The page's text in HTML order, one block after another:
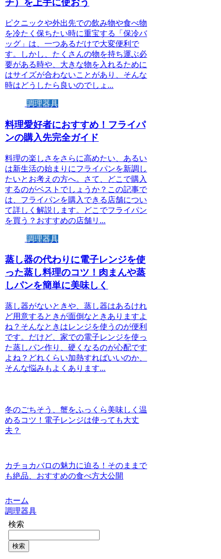
チ）を上手に使おう
ピクニックや外出先での飲み物や食べ物
を冷たく保ちたい時に重宝する「保冷バ
ッグ」は、一つあるだけで大変便利で
す。しかし、たくさんの物を持ち運ぶ必
要がある時や、大きな物を入れるために
はサイズが合わないことがあり、そんな
時はどうしたら良いのでしょ...
調理器具
料理愛好者におすすめ！フライパ
ンの購入先完全ガイド
料理の楽しさをさらに高めたい、あるい
は新生活の始まりにフライパンを新調し
たいとお考えの方へ。さて、どこで購入
するのがベストでしょうか？この記事で
は、フライパンを購入できる店舗につい
て詳しく解説します。どこでフライパン
を買う？おすすめの店舗リ...
調理器具
蒸し器の代わりに電子レンジを使
った蒸し料理のコツ！肉まんや蒸
しパンを簡単に美味しく
蒸し器がないときや、蒸し器はあるけれ
ど用意するときが面倒なときありますよ
ね？そんなときはレンジを使うのが便利
です。だけど、家での電子レンジを使っ
た蒸しパン作り、硬くなるのが心配です
よね？どれくらい加熱すればいいのか、
そんな悩みもよくあります...
冬のごちそう、蟹をふっくら美味しく温
めるコツ！電子レンジは使っても大丈
夫？
カチョカバロの魅力に迫る！そのままで
も絶品、おすすめの食べ方大公開
ホーム
調理器具
検索
検索